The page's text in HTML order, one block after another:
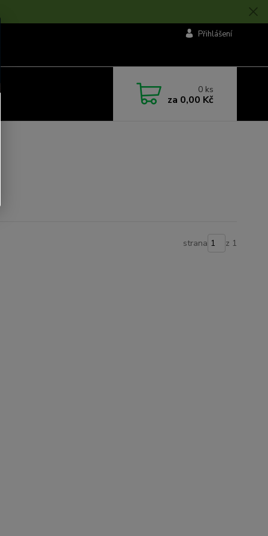
Přihlášení
0 ks
za 0,00 Kč
strana z 1